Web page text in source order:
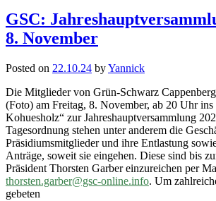
GSC:
8. November
Posted on 22.10.24 byYannick
Die Mitglieder von Grün-Schwarz
(Foto) am Freitag, 8. November, ab 20 Uhr
Kohuesholz“ zur Jahreshauptversammlung
Tagesordnung stehen unter anderem die
Präsidiumsmitglieder und ihre Entlastung
Anträge, soweit sie eingehen. Diese sind bis
Präsident Thorsten Garber einzureichen per
thorsten.garber@gsc-online.info. Um
gebeten